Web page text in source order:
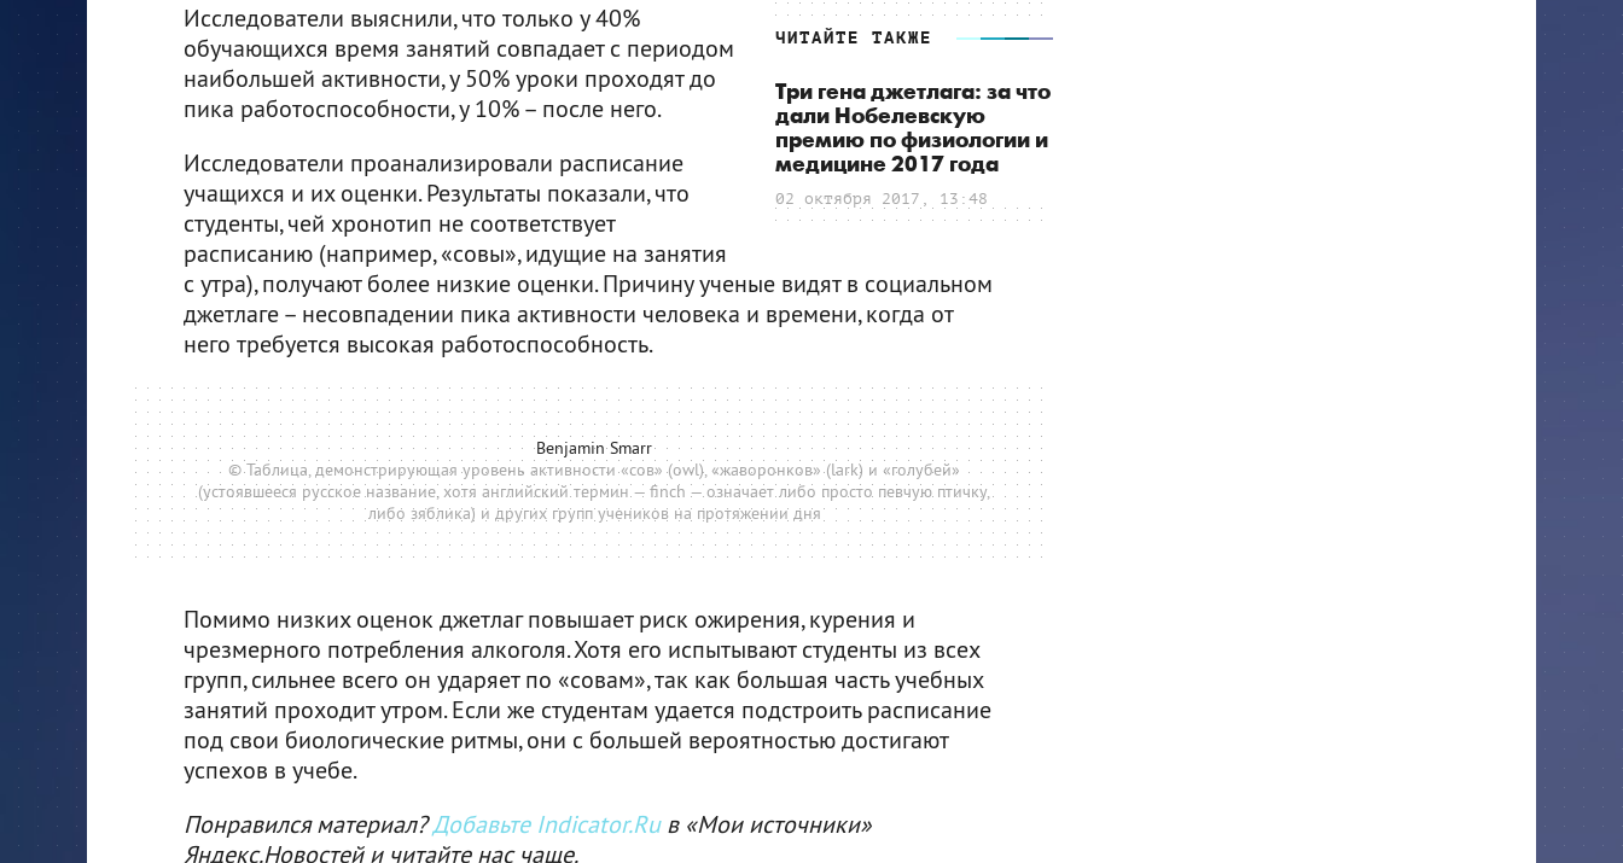
ЧИТАЙТЕ ТАКЖЕ
Три гена джетлага: за что
дали Нобелевскую
премию по физиологии и
медицине 2017 года
02 октября 2017, 13:48
Исследователи выяснили, что только у 40%
обучающихся время занятий совпадает с периодом
наибольшей активности, у 50% уроки проходят до
пика работоспособности, у 10% – после него.
Исследователи проанализировали расписание
учащихся и их оценки. Результаты показали, что
студенты, чей хронотип не соответствует
расписанию (например, «совы», идущие на занятия
с утра), получают более низкие оценки. Причину ученые видят в социальном
джетлаге – несовпадении пика активности человека и времени, когда от
него требуется высокая работоспособность.
Benjamin Smarr
© Таблица, демонстрирующая уровень активности «сов» (owl), «жаворонков» (lark) и «голубей»
(устоявшееся русское название, хотя английский термин — finch — означает либо просто певчую птичку,
либо зяблика) и других групп учеников на протяжении дня
Помимо низких оценок джетлаг повышает риск ожирения, курения и
чрезмерного потребления алкоголя. Хотя его испытывают студенты из всех
групп, сильнее всего он ударяет по «совам», так как большая часть учебных
занятий проходит утром. Если же студентам удается подстроить расписание
под свои биологические ритмы, они с большей вероятностью достигают
успехов в учебе.
Понравился материал?Добавьте Indicator.Ruв «Мои источники»
Яндекс.Новостей и читайте нас чаще.